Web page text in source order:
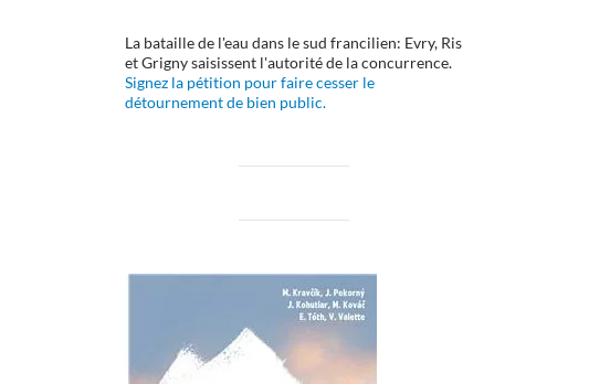
La bataille de l'eau dans le sud francilien: Evry, Ris
et Grigny saisissent l'autorité de la concurrence.
Signez la pétition pour faire cesser le
détournement de bien public.